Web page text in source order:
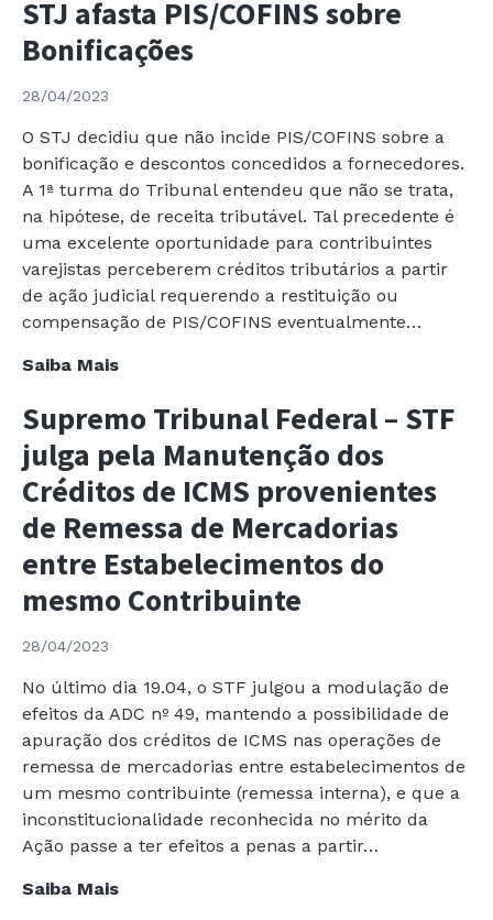
de
Pagamento
até
31.05.23
STJ afasta PIS/COFINS sobre
Bonificações
28/04/2023
O STJ decidiu que não incide PIS/COFINS sobre a
bonificação e descontos concedidos a fornecedores.
A 1ª turma do Tribunal entendeu que não se trata,
na hipótese, de receita tributável. Tal precedente é
uma excelente oportunidade para contribuintes
varejistas perceberem créditos tributários a partir
de ação judicial requerendo a restituição ou
compensação de PIS/COFINS eventualmente…
Saiba MaisSuperior
de
Justiça
–
STJ
afasta
sobre
Bonificações
Supremo Tribunal Federal – STF
julga pela Manutenção dos
Créditos de ICMS provenientes
de Remessa de Mercadorias
entre Estabelecimentos do
mesmo Contribuinte
28/04/2023
No último dia 19.04, o STF julgou a modulação de
efeitos da ADC nº 49, mantendo a possibilidade de
apuração dos créditos de ICMS nas operações de
remessa de mercadorias entre estabelecimentos de
um mesmo contribuinte (remessa interna), e que a
inconstitucionalidade reconhecida no mérito da
Ação passe a ter efeitos a penas a partir…
Saiba MaisSupremo